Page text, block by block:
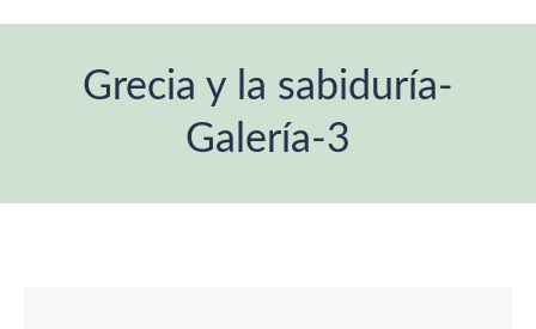
Grecia y la sabiduría-
Galería-3